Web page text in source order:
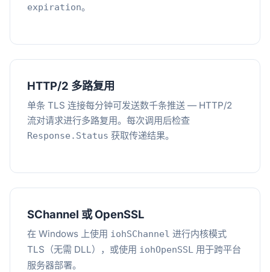
expiration。
HTTP/2 多路复用
单条 TLS 连接每分钟可发送数千条推送 — HTTP/2
流对请求进行多路复用。每次调用后检查
Response.Status 获取传递结果。
SChannel 或 OpenSSL
在 Windows 上使用 iohSChannel 进行内核模式
TLS（无需 DLL），或使用 iohOpenSSL 用于跨平台
服务器部署。